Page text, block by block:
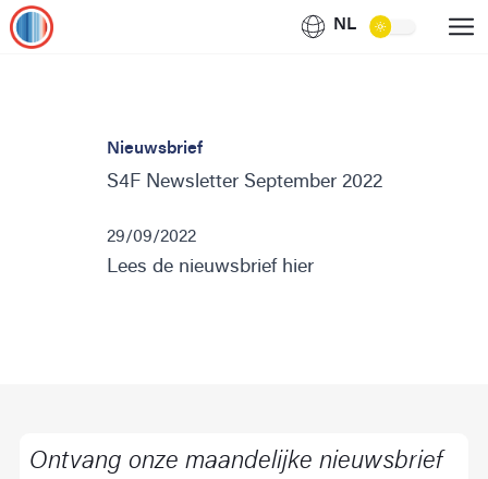
NL
Nieuwsbrief
S4F Newsletter September 2022
29/09/2022
Lees de nieuwsbrief hier
Ontvang onze maandelijke nieuwsbrief